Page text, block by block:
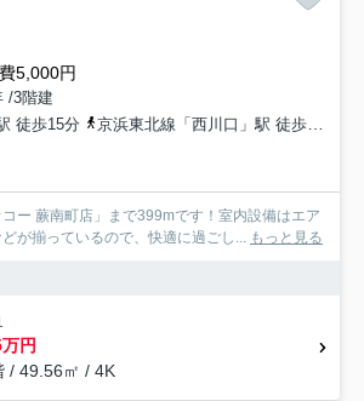
5,000円
/3階建
徒歩15分
京浜東北線「西川口」駅 徒歩16分
ー 蕨南町店」まで399mです！室内設備はエア
が揃っているので、快適に過ごし... もっと見る
円
/ 49.56㎡ / 4K